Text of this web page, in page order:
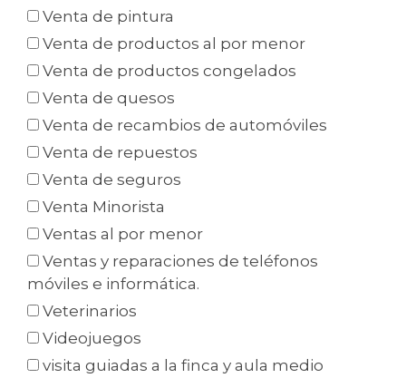
Venta de pintura
Venta de productos al por menor
Venta de productos congelados
Venta de quesos
Venta de recambios de automóviles
Venta de repuestos
Venta de seguros
Venta Minorista
Ventas al por menor
Ventas y reparaciones de teléfonos
móviles e informática.
Veterinarios
Videojuegos
visita guiadas a la finca y aula medio